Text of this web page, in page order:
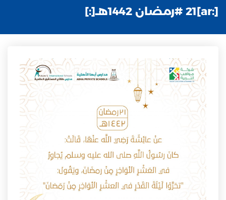
[:ar]21 #رمضان 1442هـ[:]